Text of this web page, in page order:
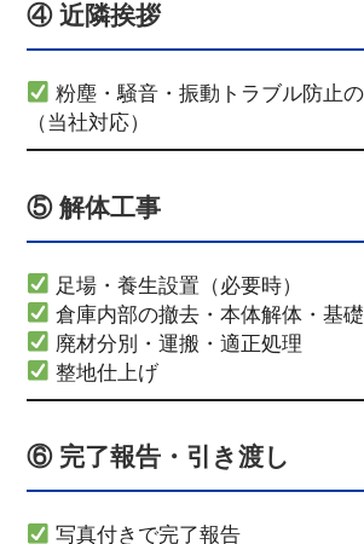
④ 近隣挨拶
粉塵・騒音・振動トラブル防止
（当社対応）
⑤ 解体工事
足場・養生設置（必要時）
倉庫内部の撤去・本体解体・基
廃材分別・運搬・適正処理
整地仕上げ
⑥ 完了報告・引き渡し
写真付きで完了報告